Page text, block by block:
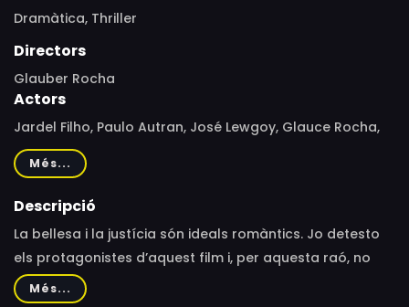
Dramàtica, Thriller
Directors
Glauber Rocha
Actors
Jardel Filho, Paulo Autran, José Lewgoy, Glauce Rocha,
Paulo Gracindo, Hugo Carvana, Danuza Leão, Jofre
Soares, Modesto de Souza, Francisco Milani, Echio Reis,
Mário Lago, Flávio Migliaccio, Maurício do Valle, Paulo
José Marinho, Zózimo Bulbul, Antônio Câmera, Rafael de
Carvalho, Ivan de Souza, Darlene Glória, Elizabeth
Gasper, Irma Álvarez, Sônia Clara, Guide Vasconcelos,
Més...
Descripció
La bellesa i la justícia són ideals romàntics. Jo detesto
els protagonistes d’aquest film i, per aquesta raó, no
desitjo que fascinin el públic.
Més...